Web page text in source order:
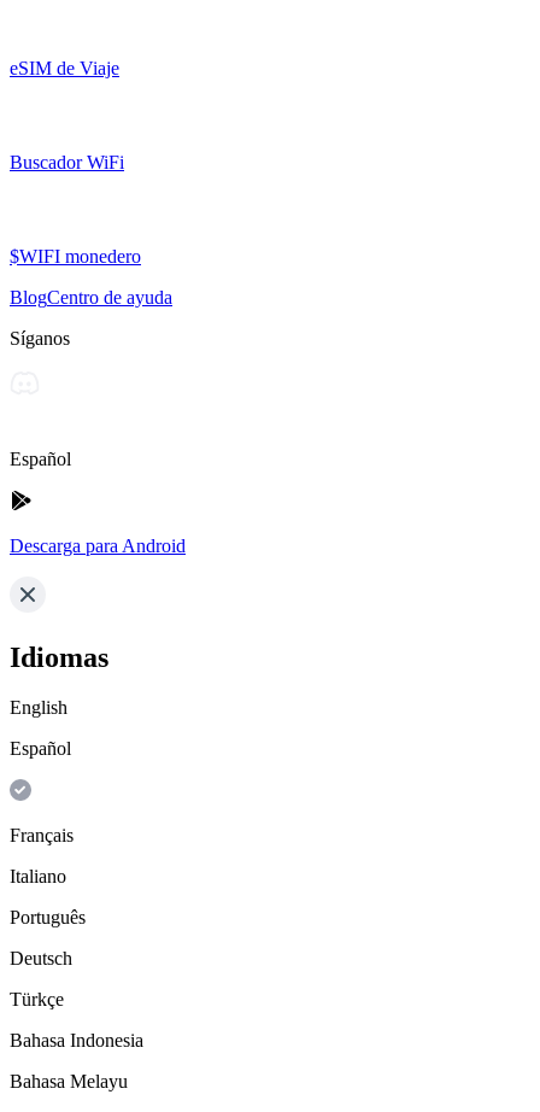
eSIM de Viaje
Buscador WiFi
$WIFI monedero
BlogCentro de ayuda
Síganos
Español
Descarga para Android
Idiomas
English
Español
Français
Italiano
Português
Deutsch
Türkçe
Bahasa Indonesia
Bahasa Melayu